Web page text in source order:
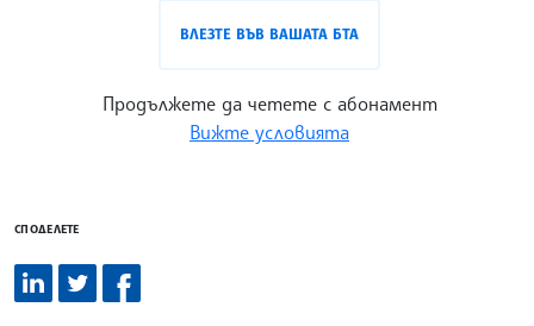
ВЛЕЗТЕ ВЪВ ВАШАТА БТА
Продължете да четете с абонамент
Вижте условията
СПОДЕЛЕТЕ